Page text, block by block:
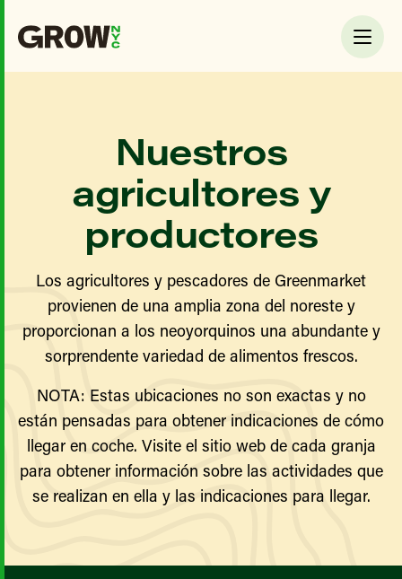
Nuestros
agricultores y
productores
Los agricultores y pescadores de Greenmarket
provienen de una amplia zona del noreste y
proporcionan a los neoyorquinos una abundante y
sorprendente variedad de alimentos frescos.
NOTA: Estas ubicaciones no son exactas y no
están pensadas para obtener indicaciones de cómo
llegar en coche. Visite el sitio web de cada granja
para obtener información sobre las actividades que
se realizan en ella y las indicaciones para llegar.